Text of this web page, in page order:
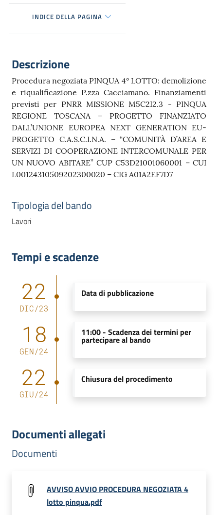
INDICE DELLA PAGINA
Descrizione
Procedura negoziata PINQUA 4° LOTTO: demolizione
e riqualificazione P.zza Cacciamano. Finanziamenti
previsti per PNRR MISSIONE M5C2I2.3 - PINQUA
REGIONE TOSCANA – PROGETTO FINANZIATO
DALL’UNIONE EUROPEA NEXT GENERATION EU-
PROGETTO C.A.S.C.I.N.A. – “COMUNITÀ D’AREA E
SERVIZI DI COOPERAZIONE INTERCOMUNALE PER
UN NUOVO ABITARE” CUP C53D21001060001 – CUI
L00124310509202300020 – CIG A01A2EF7D7
Tipologia del bando
Lavori
Tempi e scadenze
22
DIC/23
Data di pubblicazione
18
GEN/24
11:00 - Scadenza dei termini per
partecipare al bando
22
GIU/24
Chiusura del procedimento
Documenti allegati
Documenti
AVVISO AVVIO PROCEDURA NEGOZIATA 4
lotto pinqua.pdf